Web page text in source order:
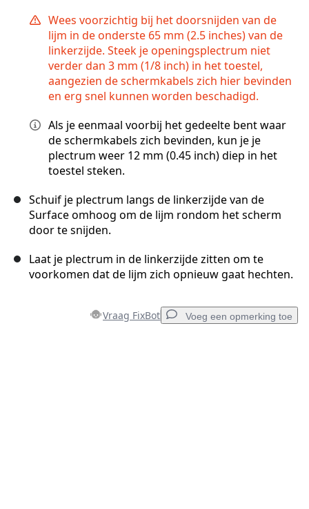
Wees voorzichtig bij het doorsnijden van de
lijm in de onderste 65 mm (2.5 inches) van de
linkerzijde. Steek je openingsplectrum niet
verder dan 3 mm (1/8 inch) in het toestel,
aangezien de schermkabels zich hier bevinden
en erg snel kunnen worden beschadigd.
Als je eenmaal voorbij het gedeelte bent waar
de schermkabels zich bevinden, kun je je
plectrum weer 12 mm (0.45 inch) diep in het
toestel steken.
Schuif je plectrum langs de linkerzijde van de
Surface omhoog om de lijm rondom het scherm
door te snijden.
Laat je plectrum in de linkerzijde zitten om te
voorkomen dat de lijm zich opnieuw gaat hechten.
Vraag FixBot Voeg een opmerking toe